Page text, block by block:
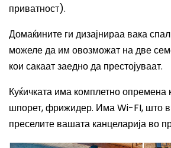
приватност).
Домаќините ги дизајнираа вака
можеле да им овозможат на две
кои сакаат заедно да престојуваат.
Куќичката има комплетно опремена
шпорет, фрижидер. ИмаWi-FI, што
преселите вашата канцеларија во